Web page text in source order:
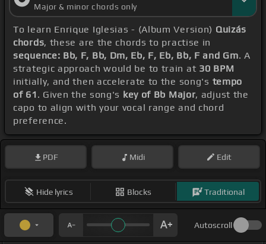
Major & minor chords only
To learn Enrique Iglesias - (Album Version) Quizás
chords, these are the chords to practise in
sequence: Bb, F, Bb, Dm, Eb, F, Eb, Bb, F and Gm. A
strategic approach would be to train at 30 BPM
initially, and then accelerate to the song's tempo
of 61 . Given the song's key of Bb Major, adjust the
capo to align with your vocal range and chord
preference.
PDF Midi Edit
Hide lyrics Blocks Traditional
Autoscroll